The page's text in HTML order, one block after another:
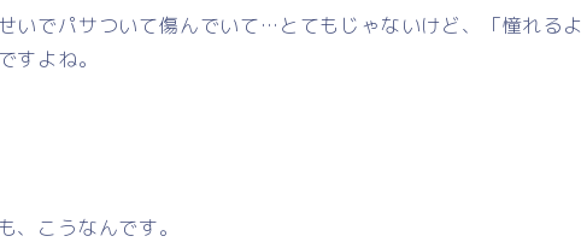
いでパサついて傷んでいて…とてもじゃないけど、「憧れるよ
すよね。
、こうなんです。